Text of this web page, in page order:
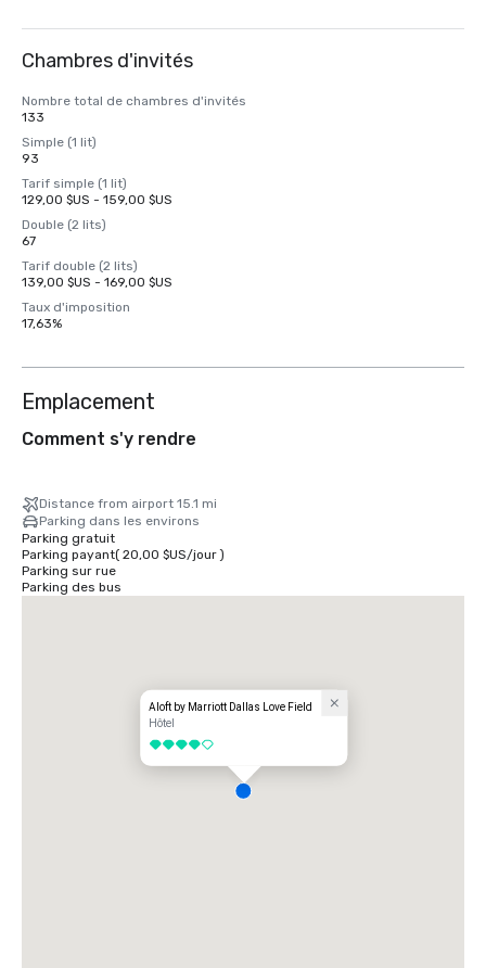
Chambres d'invités
Nombre total de chambres d'invités
133
Simple (1 lit)
93
Tarif simple (1 lit)
129,00 $US - 159,00 $US
Double (2 lits)
67
Tarif double (2 lits)
139,00 $US - 169,00 $US
Taux d'imposition
17,63%
Emplacement
Comment s'y rendre
Distance from airport 15.1 mi
Parking dans les environs
Parking gratuit
Parking payant( 20,00 $US/jour)
Parking sur rue
Parking des bus
Aloft by Marriott Dallas Love Field
Hôtel
4 sur 5